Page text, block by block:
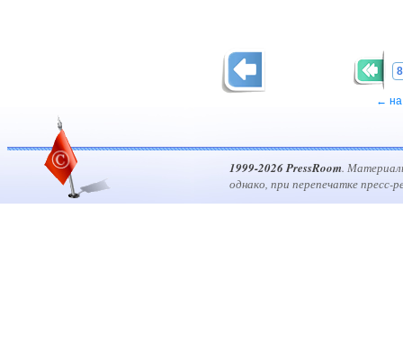
← на
1999-2026 PressRoom.
однако, при перепечатке пресс-